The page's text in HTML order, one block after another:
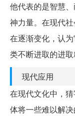
他代表的是智慧
神力量。在现代
在逐渐变化，认
类不断进取的进取
现代应用
在现代文化中，
体将一些难以解